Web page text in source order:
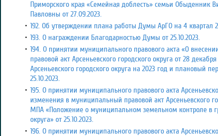
Приморского края «Семейная доблесть» семьи Обыденник
Павловны от 27.09.2023.
192. Об утверждении плана работы Думы АрГО на 4 квартал
193. О награждении Благодарностью Думы от 25.10.2023.
194. О принятии муниципального правового акта «О
правовой акт Арсеньевского городского округа от 28
Арсеньевского городского округа на 2023 год и плановый
25.10.2023.
195. О принятии муниципального правового акта
изменения в муниципальный правовой акт Арсеньевского
МПА «Положение о муниципальном земельном контроле в
округа» от 25.10.2023.
196. О принятии муниципального правового акта